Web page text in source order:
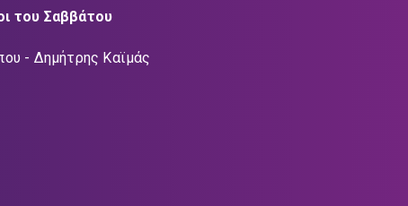
του Σαββάτου
Δημήτρης Καϊμάς